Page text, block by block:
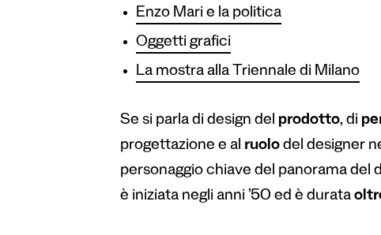
Enzo Mari e la politica
Oggetti grafici
La mostra alla Triennale di Milano
Se si parla di design del prodotto, di
progettazione e al ruolodel designer
personaggio chiave del panorama del
è iniziata negli anni ’50 ed è durata